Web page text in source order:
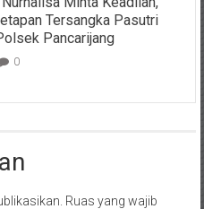
Tersangka Pasutri
Pancarijang
0
Ruas yang wajib